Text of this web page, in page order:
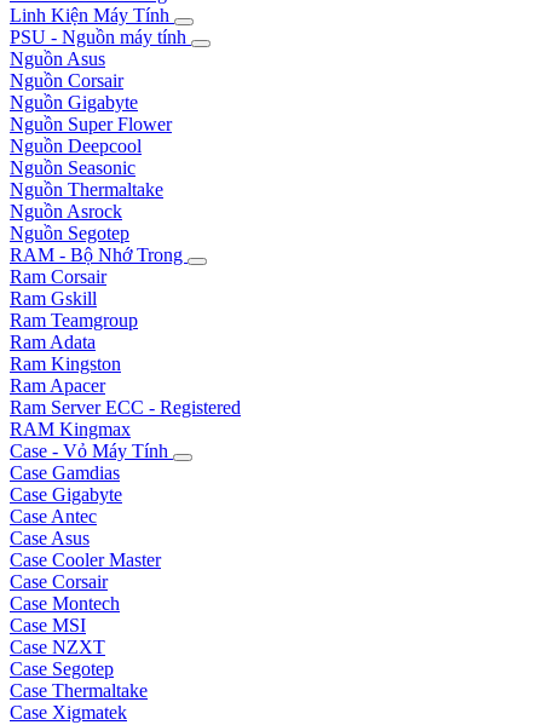
Linh Kiện Máy Tính
PSU - Nguồn máy tính
Nguồn Asus
Nguồn Corsair
Nguồn Gigabyte
Nguồn Super Flower
Nguồn Deepcool
Nguồn Seasonic
Nguồn Thermaltake
Nguồn Asrock
Nguồn Segotep
RAM - Bộ Nhớ Trong
Ram Corsair
Ram Gskill
Ram Teamgroup
Ram Adata
Ram Kingston
Ram Apacer
Ram Server ECC - Registered
RAM Kingmax
Case - Vỏ Máy Tính
Case Gamdias
Case Gigabyte
Case Antec
Case Asus
Case Cooler Master
Case Corsair
Case Montech
Case MSI
Case NZXT
Case Segotep
Case Thermaltake
Case Xigmatek